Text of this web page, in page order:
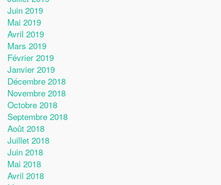
Juin 2019
Mai 2019
Avril 2019
Mars 2019
Février 2019
Janvier 2019
Décembre 2018
Novembre 2018
Octobre 2018
Septembre 2018
Août 2018
Juillet 2018
Juin 2018
Mai 2018
Avril 2018